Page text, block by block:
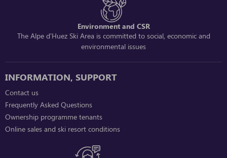
Environment and CSR
The Alpe d'Huez Ski Area is committed to social, economic and
environmental issues
INFORMATION, SUPPORT
Contact us
Frequently Asked Questions
Ownership programme tenants
Online sales and ski resort conditions